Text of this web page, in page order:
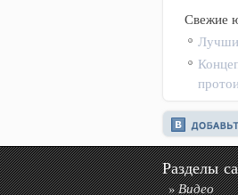
Свежие
Разделы
»Видео